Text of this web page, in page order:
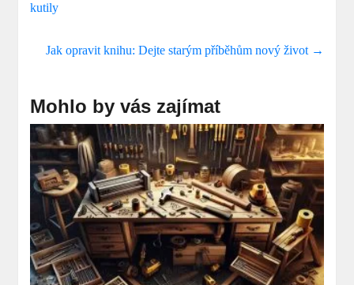
kutily
Jak opravit knihu: Dejte starým příběhům nový život →
Mohlo by vás zajímat